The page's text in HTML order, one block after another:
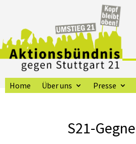
Home Über uns Presse
S21-